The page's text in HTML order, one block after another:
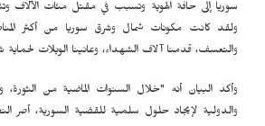
سوريا إلى حافة الهوية وتسبب في مقتل مئات الآلاف
ولقد كانت مكونات شمال وشرق سوريا من أكثر
والتعسف، قدمنا آلاف الشهداء، وعانينا الويلات
وأكد البيان أنه "خلال السنوات الماضية من الثورة،
والدولية لإيجاد حلول سلمية للقضية السورية، أصر